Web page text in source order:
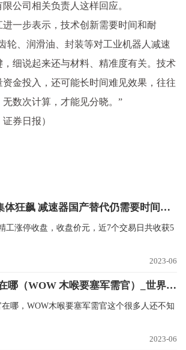
公司相关负责人这样回应。
进一步表示，技术创新需要时间和耐
轮、润滑油、封装等对工业机器人减速
细说起来还与材料、精准度有关。技术
金投入，还可能长时间难见效果，往往
数次计算，才能见分晓。”
证券日报）
A股减速器板块集体狂飙 减速器国产替代仍需要时间和耐心
工涨停收盘，收盘价元，近7个交易日共收获5
2023-06
木喉要塞军需官在哪（WOW 木喉要塞军需官）_世界新消息
哪，WOW木喉要塞军需官这个很多人还不知
2023-06